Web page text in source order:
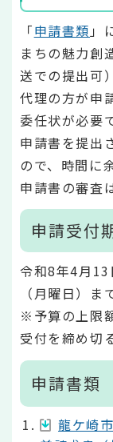
「申請書類 」
まちの魅力創
送での提出可）
代理の方が申
委任状が必要
申請書を提出
ので、時間に
申請書の審査
申請受付
令和8年4月
（月曜日）ま
※予算の上限
受付を締め切
申請書類
龍ケ崎